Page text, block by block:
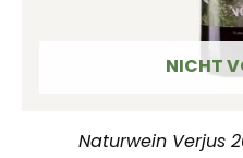
NICHT
Naturwein Verjus